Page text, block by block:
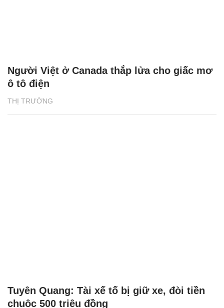
THỊ TRƯỜNG
Người Việt ở Canada thắp lửa cho giấc mơ
ô tô điện
Tuyên Quang: Tài xế tố bị giữ xe, đòi tiền
chuộc 500 triệu đồng